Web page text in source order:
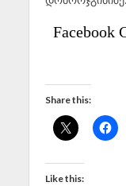
Facebook
Share this:
Like this: